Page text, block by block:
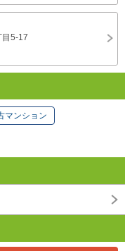
目5-17
マンション